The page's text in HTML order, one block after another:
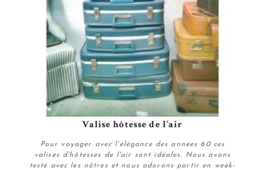
Valise hôtesse de l'air
Pour voyager avec l'élégance des années 60 ces
valises d'hôtesses de l'air sont idéales. Nous avons
testé avec les nôtres et nous adorons partir en week-